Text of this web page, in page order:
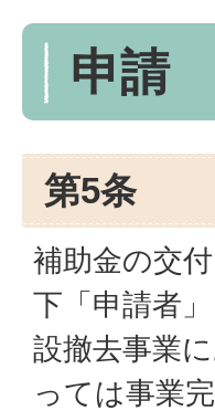
申請
第5条
補助金の交
下「申請者
設撤去事業
っては事業